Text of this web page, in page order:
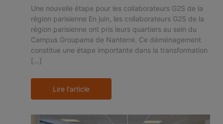
Une nouvelle étape pour les collaborateurs G2S de la
région parisienne En juin, les collaborateurs G2S de la
région parisienne ont pris leurs quartiers au sein du
Campus Groupama de Nanterre. Ce déménagement
constitue une étape importante dans la transformation
[…]
Lire l'article